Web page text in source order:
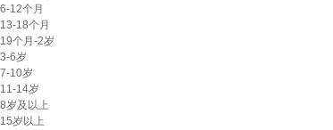
6-12个月
13-18个月
19个月-2岁
3-6岁
7-10岁
11-14岁
8岁及以上
15岁以上